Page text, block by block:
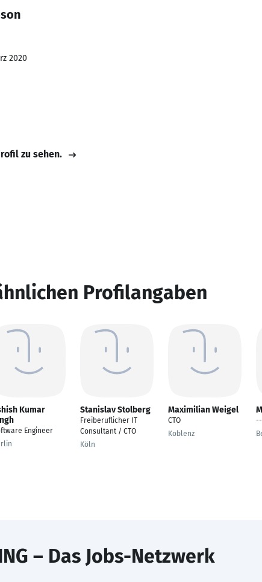
2020
zu sehen.
Profilangaben
Kumar
Engineer
Stanislav Stolberg
Freiberuflicher IT
Consultant / CTO
Köln
Maximilian Weigel
CTO
Koblenz
– Das Jobs-Netzwerk